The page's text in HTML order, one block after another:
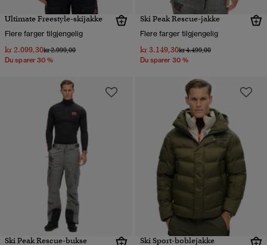
Ultimate Freestyle-skijakke
Flere farger tilgjengelig
kr 2.099,30Pris nedsatt fra
kr 2.999,00til
Du sparer 30 %
Ski Peak Rescue-jakke
Flere farger tilgjengelig
kr 3.149,30Pris nedsatt fra
kr 4.499,00til
Du sparer 30 %
Ski Peak Rescue-bukse
Ski Sport-boblejakke